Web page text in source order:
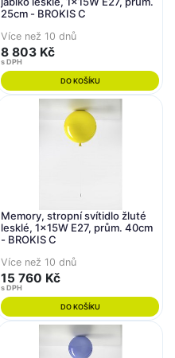
25cm - BROKIS C
Více než 10 dnů
8 803 Kč
s DPH
DO KOŠÍKU
Memory, stropní svítidlo žluté
lesklé, 1x15W E27, prům. 40cm
- BROKIS C
Více než 10 dnů
15 760 Kč
s DPH
DO KOŠÍKU